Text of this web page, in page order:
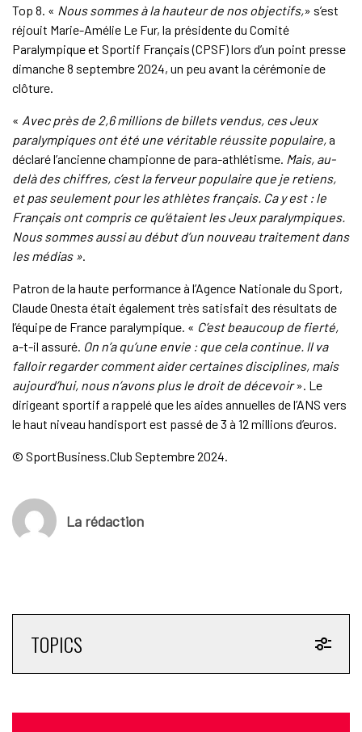
Top 8. « Nous sommes à la hauteur de nos objectifs,» s’est
réjouit Marie-Amélie Le Fur, la présidente du Comité
Paralympique et Sportif Français (CPSF) lors d’un point presse
dimanche 8 septembre 2024, un peu avant la cérémonie de
clôture.
« Avec près de 2,6 millions de billets vendus, ces Jeux
paralympiques ont été une véritable réussite populaire,a
déclaré l’ancienne championne de para-athlétisme. Mais, au-
delà des chiffres, c’est la ferveur populaire que je retiens,
et pas seulement pour les athlètes français. Ca y est : le
Français ont compris ce qu’étaient les Jeux paralympiques.
Nous sommes aussi au début d’un nouveau traitement dans
les médias ».
Patron de la haute performance à l’Agence Nationale du Sport,
Claude Onesta était également très satisfait des résultats de
l’équipe de France paralympique. « C’est beaucoup de fierté,
a-t-il assuré. On n’a qu’une envie : que cela continue. Il va
falloir regarder comment aider certaines disciplines, mais
aujourd’hui, nous n’avons plus le droit de décevoir». Le
dirigeant sportif a rappelé que les aides annuelles de l’ANS vers
le haut niveau handisport est passé de 3 à 12 millions d’euros.
© SportBusiness.Club Septembre 2024.
La rédaction
TOPICS